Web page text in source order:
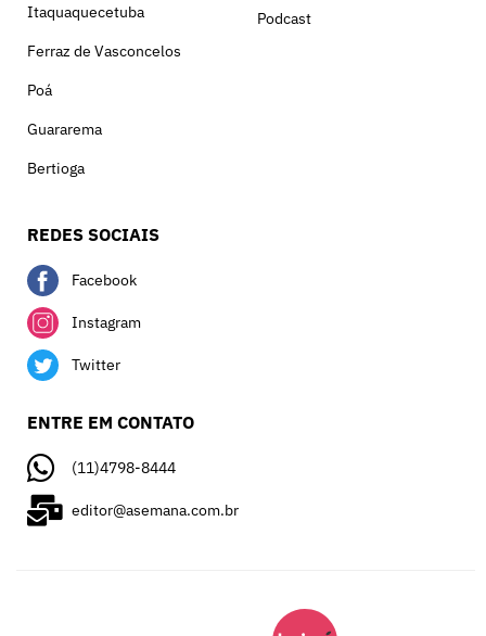
Itaquaquecetuba
Ferraz de Vasconcelos
Poá
Guararema
Bertioga
Podcast
REDES SOCIAIS
Facebook
Instagram
Twitter
ENTRE EM CONTATO
(11)4798-8444
editor@asemana.com.br